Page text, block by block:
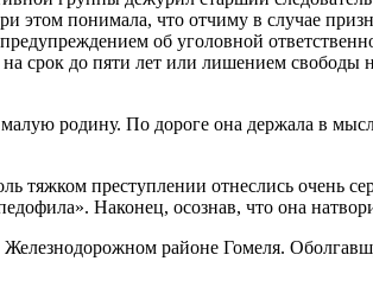
этом понимала, что отчиму в случае
об уголовной
срок до пяти лет или лишением
родину. По дороге она держала в
тяжком преступлении отнеслись очень
Наконец, осознав, что она
Железнодорожном районе Гомеля.